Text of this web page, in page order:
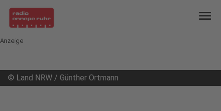
menu
Anzeige
© Land NRW / Günther Ortmann